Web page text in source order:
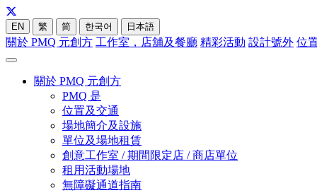
EN 繁 简 한국어 日本語
關於 PMQ 元創方 工作室，店舖及餐廳 精彩活動 設計號外 位
關於 PMQ 元創方
PMQ 是
位置及交通
場地簡介及設施
單位及場地租賃
創意工作室 / 期間限定店 / 商店單位
租用活動場地
無障礙通道指南